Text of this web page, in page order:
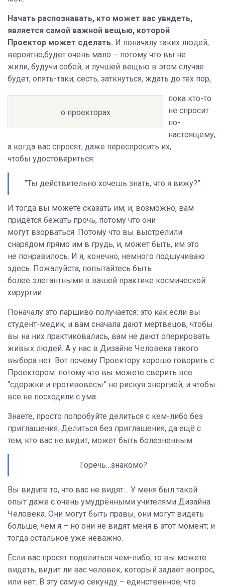
Начать распознавать, кто может вас увидеть,
является самой важной вещью, которой
Проектор может сделать. И поначалу таких людей,
вероятно,будет очень мало – потому что вы не
жили, будучи собой; и лучшей вещью в этом случае
будет, опять-таки, сесть, заткнуться, ждать до тех пор,
о проекторах
пока кто-то
не спросит
по-
настоящему;
а когда вас спросят, даже переспросить их,
чтобы удостовериться:
“Ты действительно хочешь знать, что я вижу?”.
И тогда вы можете сказать им; и, возможно, вам
придётся бежать прочь, потому что они
могут взорваться. Потому что вы выстрелили
снарядом прямо им в грудь, и, может быть, им это
не понравилось. И я, конечно, немного подшучиваю
здесь. Пожалуйста, попытайтесь быть
более элегантными в вашей практике космической
хирургии.
Поначалу это паршиво получается: это как если вы
студент-медик, и вам сначала дают мертвецов, чтобы
вы на них практиковались, вам не дают оперировать
живых людей. А у нас в Дизайне Человека такого
выбора нет. Вот почему Проектору хорошо говорить с
Проектором: потому что вы можете сверить все
“сдержки и противовесы” не рискуя энергией, и чтобы
все не посходили с ума.
Знаете, просто попробуйте делиться с кем-либо без
приглашения. Делиться без приглашения, да ещё с
тем, кто вас не видит, может быть болезненным.
Горечь…знакомо?
Вы видите то, что вас не видят… У меня был такой
опыт даже с очень умудрёнными учителями Дизайна
Человека. Они могут быть правы, они могут видеть
больше, чем я – но они не видят меня в этот момент; и
тогда остальное уже неважно.
Если вас просят поделиться чем-либо, то вы можете
видеть, видит ли вас человек, который задаёт вопрос,
или нет. В эту самую секунду – единственное, что